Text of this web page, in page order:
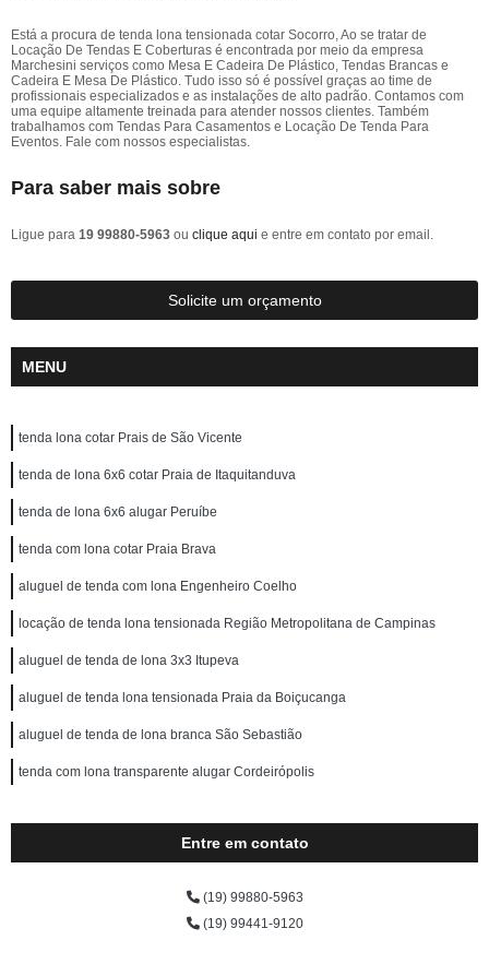
Está a procura de tenda lona tensionada cotar Socorro, Ao se tratar de
Locação De Tendas E Coberturas é encontrada por meio da empresa
Marchesini serviços como Mesa E Cadeira De Plástico, Tendas Brancas e
Cadeira E Mesa De Plástico. Tudo isso só é possível graças ao time de
profissionais especializados e as instalações de alto padrão. Contamos com
uma equipe altamente treinada para atender nossos clientes. Também
trabalhamos com Tendas Para Casamentos e Locação De Tenda Para
Eventos. Fale com nossos especialistas.
Para saber mais sobre
Ligue para 19 99880-5963 ou clique aqui e entre em contato por email.
Solicite um orçamento
MENU
tenda lona cotar Prais de São Vicente
tenda de lona 6x6 cotar Praia de Itaquitanduva
tenda de lona 6x6 alugar Peruíbe
tenda com lona cotar Praia Brava
aluguel de tenda com lona Engenheiro Coelho
locação de tenda lona tensionada Região Metropolitana de Campinas
aluguel de tenda de lona 3x3 Itupeva
aluguel de tenda lona tensionada Praia da Boiçucanga
aluguel de tenda de lona branca São Sebastião
tenda com lona transparente alugar Cordeirópolis
Entre em contato
(19) 99880-5963
(19) 99441-9120